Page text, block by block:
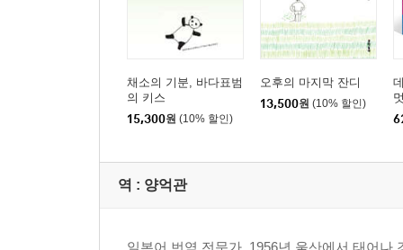
채소의 기분, 바다표범
의 키스
15,300원 (10% 할인)
오후의 마지막 잔디
13,500원 (10% 할인)
역 : 양억관
일본어 번역 전문가. 1956년 울산에서 태어